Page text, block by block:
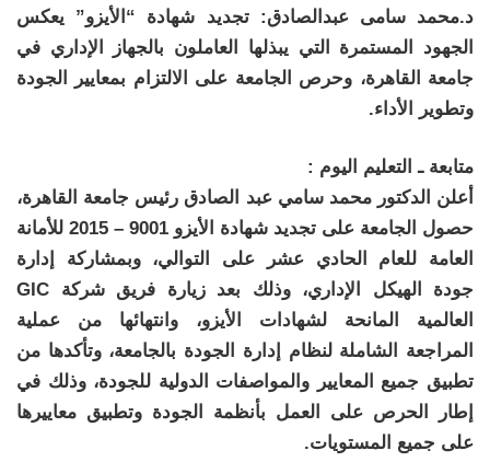
د.محمد سامى عبدالصادق: تجديد شهادة “الأيزو” يعكس
الجهود المستمرة التي يبذلها العاملون بالجهاز الإداري في
جامعة القاهرة، وحرص الجامعة على الالتزام بمعايير الجودة
وتطوير الأداء.
متابعة ـ التعليم اليوم :
أعلن الدكتور محمد سامي عبد الصادق رئيس جامعة القاهرة،
حصول الجامعة على تجديد شهادة الأيزو 9001 – 2015 للأمانة
العامة للعام الحادي عشر على التوالي، وبمشاركة إدارة
جودة الهيكل الإداري، وذلك بعد زيارة فريق شركة GIC
العالمية المانحة لشهادات الأيزو، وانتهائها من عملية
المراجعة الشاملة لنظام إدارة الجودة بالجامعة، وتأكدها من
تطبيق جميع المعايير والمواصفات الدولية للجودة، وذلك في
إطار الحرص على العمل بأنظمة الجودة وتطبيق معاييرها
على جميع المستويات.